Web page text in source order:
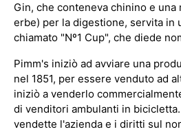
Gin, che conteneva chinino e una
erbe) per la digestione, servita in
chiamato "Nº1 Cup", che diede
Pimm's iniziò ad avviare una
nel 1851, per essere venduto ad
iniziò a venderlo
di venditori ambulanti in
vendette l'azienda e i diritti sul